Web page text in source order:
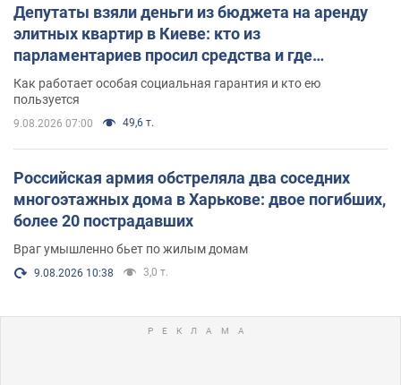
Депутаты взяли деньги из бюджета на аренду
элитных квартир в Киеве: кто из
парламентариев просил средства и где
поселился
Как работает особая социальная гарантия и кто ею
пользуется
9.08.2026 07:00 49,6 т.
Российская армия обстреляла два соседних
многоэтажных дома в Харькове: двое погибших,
более 20 пострадавших
Враг умышленно бьет по жилым домам
9.08.2026 10:38 3,0 т.